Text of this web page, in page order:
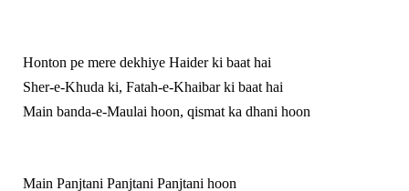
Honton pe mere dekhiye Haider ki baat hai
Sher-e-Khuda ki, Fatah-e-Khaibar ki baat hai
Main banda-e-Maulai hoon, qismat ka dhani hoon
Main Panjtani Panjtani Panjtani hoon